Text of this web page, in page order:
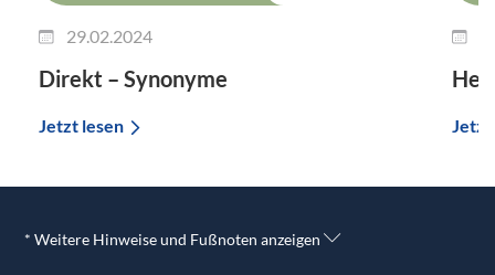
29.02.2024
Direkt – Synonyme
Jetzt lesen Jetzt
* Weitere Hinweise und Fußnoten anzeigen